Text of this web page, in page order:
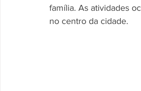
família. As atividades
no centro da cidade.